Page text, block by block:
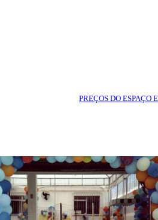
PREÇOS DO ESPAÇO